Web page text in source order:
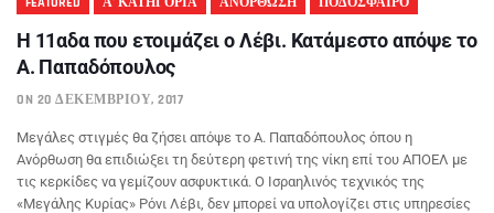
Η 11αδα που ετοιμάζει ο Λέβι. Κατάμεστο απόψε το
Α. Παπαδόπουλος
ON 20 ΔΕΚΕΜΒΡΊΟΥ, 2017
Mεγάλες στιγμές θα ζήσει απόψε το Α. Παπαδόπουλος όπου η
Ανόρθωση θα επιδιώξει τη δεύτερη φετινή της νίκη επί του ΑΠΟΕΛ με
τις κερκίδες να γεμίζουν ασφυκτικά. Ο Ισραηλινός τεχνικός της
«Μεγάλης Κυρίας» Ρόνι Λέβι, δεν μπορεί να υπολογίζει στις υπηρεσίες